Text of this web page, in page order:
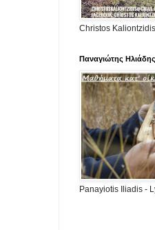
Christos
Παναγιώτης
Panayiotis Iliadis -